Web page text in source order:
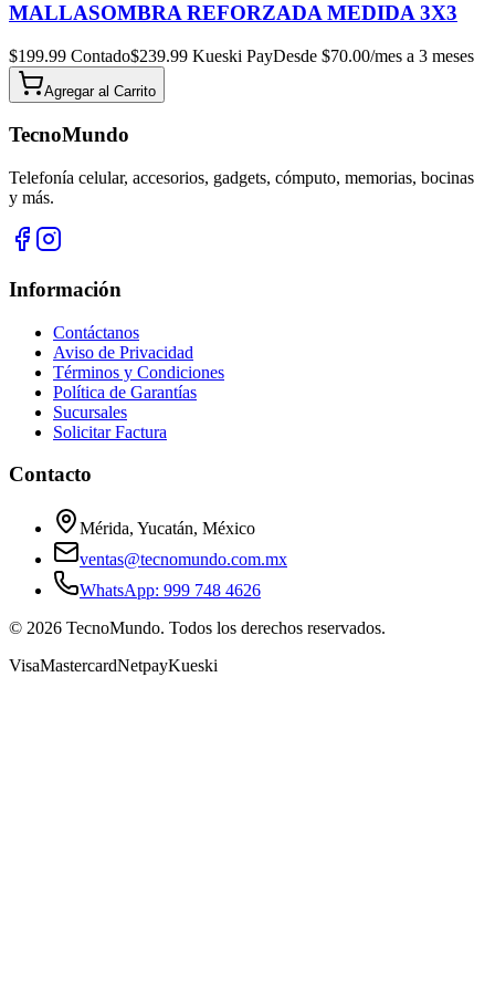
MALLASOMBRA REFORZADA MEDIDA 3X3
$199.99 Contado$239.99 Kueski PayDesde $70.00/mes a 3 meses
Agregar al Carrito
TecnoMundo
Telefonía celular, accesorios, gadgets, cómputo, memorias, bocinas
y más.
Información
Contáctanos
Aviso de Privacidad
Términos y Condiciones
Política de Garantías
Sucursales
Solicitar Factura
Contacto
Mérida, Yucatán, México
ventas@tecnomundo.com.mx
WhatsApp: 999 748 4626
© 2026 TecnoMundo. Todos los derechos reservados.
VisaMastercardNetpayKueski